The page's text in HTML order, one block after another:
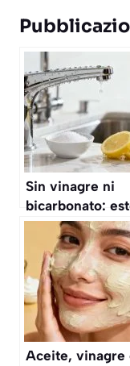
Sin vinagre ni
bicarbonato:
ingrediente de
cocina
las tuberías en
segundos
Aceite, vinagre